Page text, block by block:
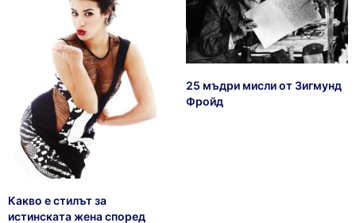
Какво е стилът за
истинската жена според
25 мъдри мисли от Зигмунд
Фройд